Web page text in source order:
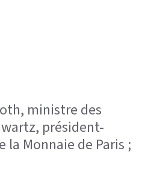
ministre des
président-
la Monnaie de Paris ;